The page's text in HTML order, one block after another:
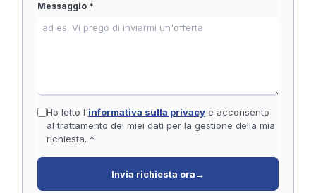
Messaggio *
Ho letto l'informativa sulla privacye acconsento
al trattamento dei miei dati per la gestione della mia
richiesta. *
Invia richiesta ora →